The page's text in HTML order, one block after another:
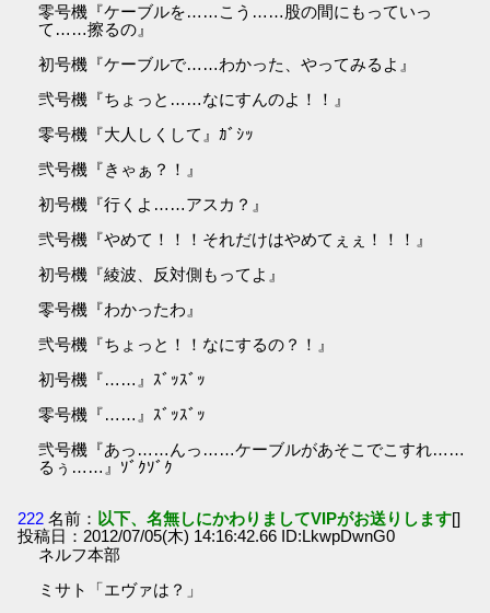
零号機『ケーブルを……こう……股の間にもっていっ
て……擦るの』
初号機『ケーブルで……わかった、やってみるよ』
弐号機『ちょっと……なにすんのよ！！』
零号機『大人しくして』ｶﾞｼｯ
弐号機『きゃぁ？！』
初号機『行くよ……アスカ？』
弐号機『やめて！！！それだけはやめてぇぇ！！！』
初号機『綾波、反対側もってよ』
零号機『わかったわ』
弐号機『ちょっと！！なにするの？！』
初号機『……』ｽﾞｯｽﾞｯ
零号機『……』ｽﾞｯｽﾞｯ
弐号機『あっ……んっ……ケーブルがあそこでこすれ……
るぅ……』ｿﾞｸｿﾞｸ
222 名前： 以下、名無しにかわりましてVIPがお送りします[]
投稿日：2012/07/05(木) 14:16:42.66 ID:LkwpDwnG0
ネルフ本部
ミサト「エヴァは？」